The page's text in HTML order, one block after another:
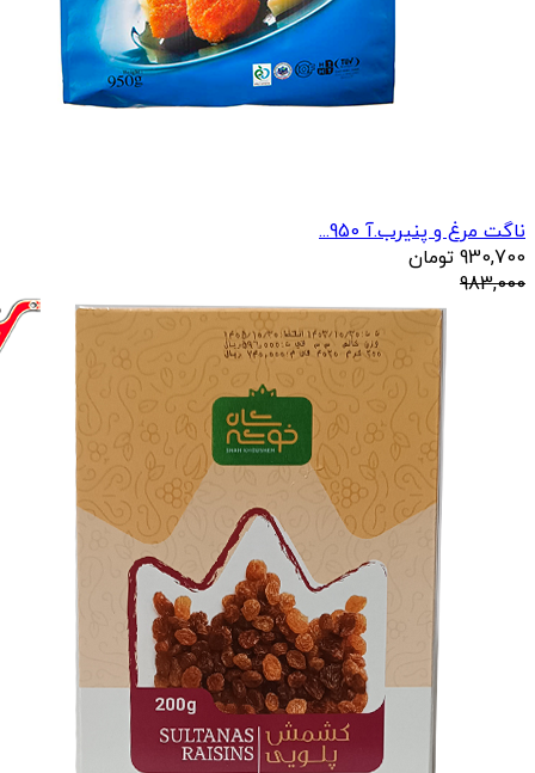
ناگت مرغ و پنیرب.آ 950...
930,700 تومان
983,000